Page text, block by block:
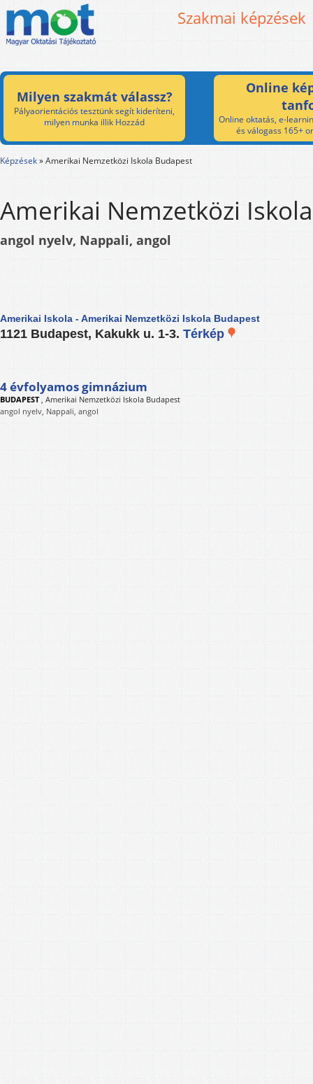
Szakmai képzések
Milyen szakmát válassz?
Pályaorientációs tesztünk segít kideríteni,
milyen munka illik Hozzád
Online
Online oktatás, e-
és válogass 165+
Képzések»Amerikai Nemzetközi Iskola Budapest
Amerikai Nemzetközi
angol nyelv, Nappali, angol
Amerikai Iskola - Amerikai Nemzetközi Iskola Budapest
1121 Budapest, Kakukk u. 1-3. Térkép
4 évfolyamos gimnázium
BUDAPEST Amerikai Nemzetközi Iskola Budapest
angol nyelv, Nappali, angol